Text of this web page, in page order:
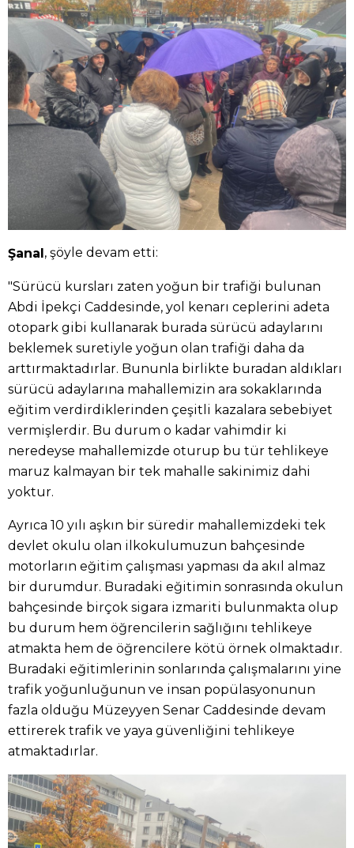
Şanal, şöyle devam etti:
"Sürücü kursları zaten yoğun bir trafiği bulunan
Abdi İpekçi Caddesinde, yol kenarı ceplerini adeta
otopark gibi kullanarak burada sürücü adaylarını
beklemek suretiyle yoğun olan trafiği daha da
arttırmaktadırlar. Bununla birlikte buradan aldıkları
sürücü adaylarına mahallemizin ara sokaklarında
eğitim verdirdiklerinden çeşitli kazalara sebebiyet
vermişlerdir. Bu durum o kadar vahimdir ki
neredeyse mahallemizde oturup bu tür tehlikeye
maruz kalmayan bir tek mahalle sakinimiz dahi
yoktur.
Ayrıca 10 yılı aşkın bir süredir mahallemizdeki tek
devlet okulu olan ilkokulumuzun bahçesinde
motorların eğitim çalışması yapması da akıl almaz
bir durumdur. Buradaki eğitimin sonrasında okulun
bahçesinde birçok sigara izmariti bulunmakta olup
bu durum hem öğrencilerin sağlığını tehlikeye
atmakta hem de öğrencilere kötü örnek olmaktadır.
Buradaki eğitimlerinin sonlarında çalışmalarını yine
trafik yoğunluğunun ve insan popülasyonunun
fazla olduğu Müzeyyen Senar Caddesinde devam
ettirerek trafik ve yaya güvenliğini tehlikeye
atmaktadırlar.